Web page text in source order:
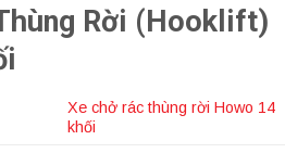
Rời (Hooklift)
Xe chở rác thùng rời Howo 14
khối